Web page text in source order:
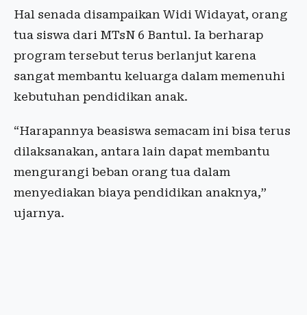
Hal senada disampaikan Widi Widayat, orang
tua siswa dari MTsN 6 Bantul. Ia berharap
program tersebut terus berlanjut karena
sangat membantu keluarga dalam memenuhi
kebutuhan pendidikan anak.
“Harapannya beasiswa semacam ini bisa terus
dilaksanakan, antara lain dapat membantu
mengurangi beban orang tua dalam
menyediakan biaya pendidikan anaknya,”
ujarnya.